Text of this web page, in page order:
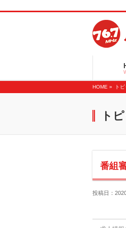
HOME » ト
ト
番組
投稿日：